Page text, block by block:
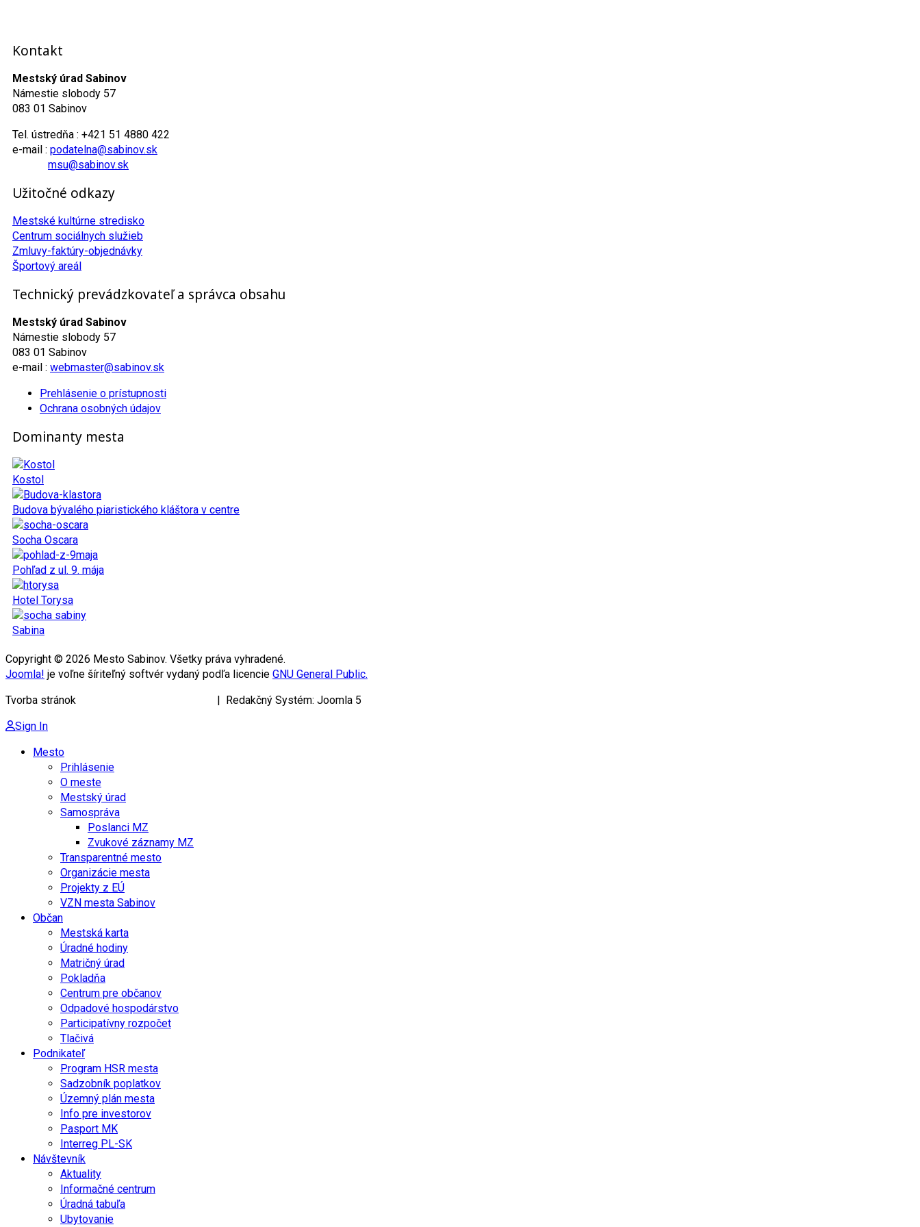
Kontakt
Mestský úrad Sabinov
Námestie slobody 57
083 01 Sabinov
Tel. ústredňa : +421 51 4880 422
e-mail : podatelna@sabinov.sk
msu@sabinov.sk
Užitočné odkazy
Mestské kultúrne stredisko
Centrum sociálnych služieb
Zmluvy-faktúry-objednávky
Športový areál
Technický prevádzkovateľ a správca obsahu
Mestský úrad Sabinov
Námestie slobody 57
083 01 Sabinov
e-mail : webmaster@sabinov.sk
Prehlásenie o prístupnosti
Ochrana osobných údajov
Dominanty mesta
Kostol
Budova bývalého piaristického kláštora v centre
Socha Oscara
Pohľad z ul. 9. mája
Hotel Torysa
Sabina
Copyright © 2026 Mesto Sabinov. Všetky práva vyhradené.
Joomla! je voľne šíriteľný softvér vydaný podľa licencie GNU General Public.
Tvorba stránok
| Redakčný Systém: Joomla 5
Sign In
Mesto
Prihlásenie
O meste
Mestský úrad
Samospráva
Poslanci MZ
Zvukové záznamy MZ
Transparentné mesto
Organizácie mesta
Projekty z EÚ
VZN mesta Sabinov
Občan
Mestská karta
Úradné hodiny
Matričný úrad
Pokladňa
Centrum pre občanov
Odpadové hospodárstvo
Participatívny rozpočet
Tlačivá
Podnikateľ
Program HSR mesta
Sadzobník poplatkov
Územný plán mesta
Info pre investorov
Pasport MK
Interreg PL-SK
Návštevník
Aktuality
Informačné centrum
Úradná tabuľa
Ubytovanie